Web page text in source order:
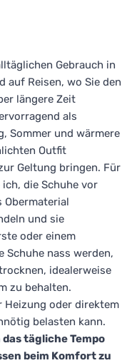
Gebrauch in
auf Reisen, wo Sie den
längere Zeit
als
Sommer und wärmere
Outfit
Geltung bringen. Für
die Schuhe vor
Obermaterial
und sie
oder einem
Schuhe nass werden,
idealerweise
zu behalten.
Heizung oder direktem
belasten kann.
das tägliche Tempo
beim Komfort zu